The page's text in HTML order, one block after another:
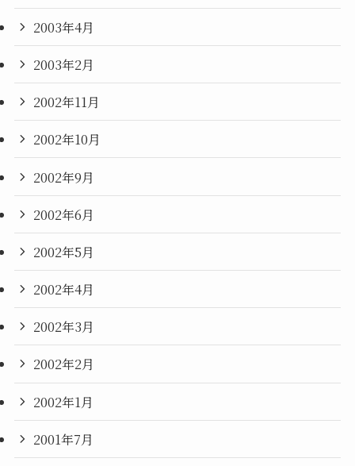
2003年4月
2003年2月
2002年11月
2002年10月
2002年9月
2002年6月
2002年5月
2002年4月
2002年3月
2002年2月
2002年1月
2001年7月